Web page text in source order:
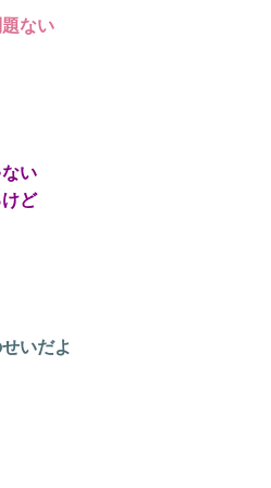
ない
い
ど
いだよ